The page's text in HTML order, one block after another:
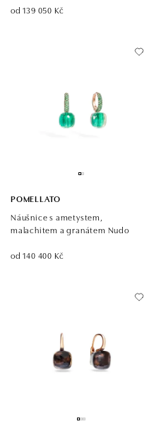
od 139 050 Kč
POMELLATO
Náušnice s ametystem,
malachitem a granátem Nudo
od 140 400 Kč